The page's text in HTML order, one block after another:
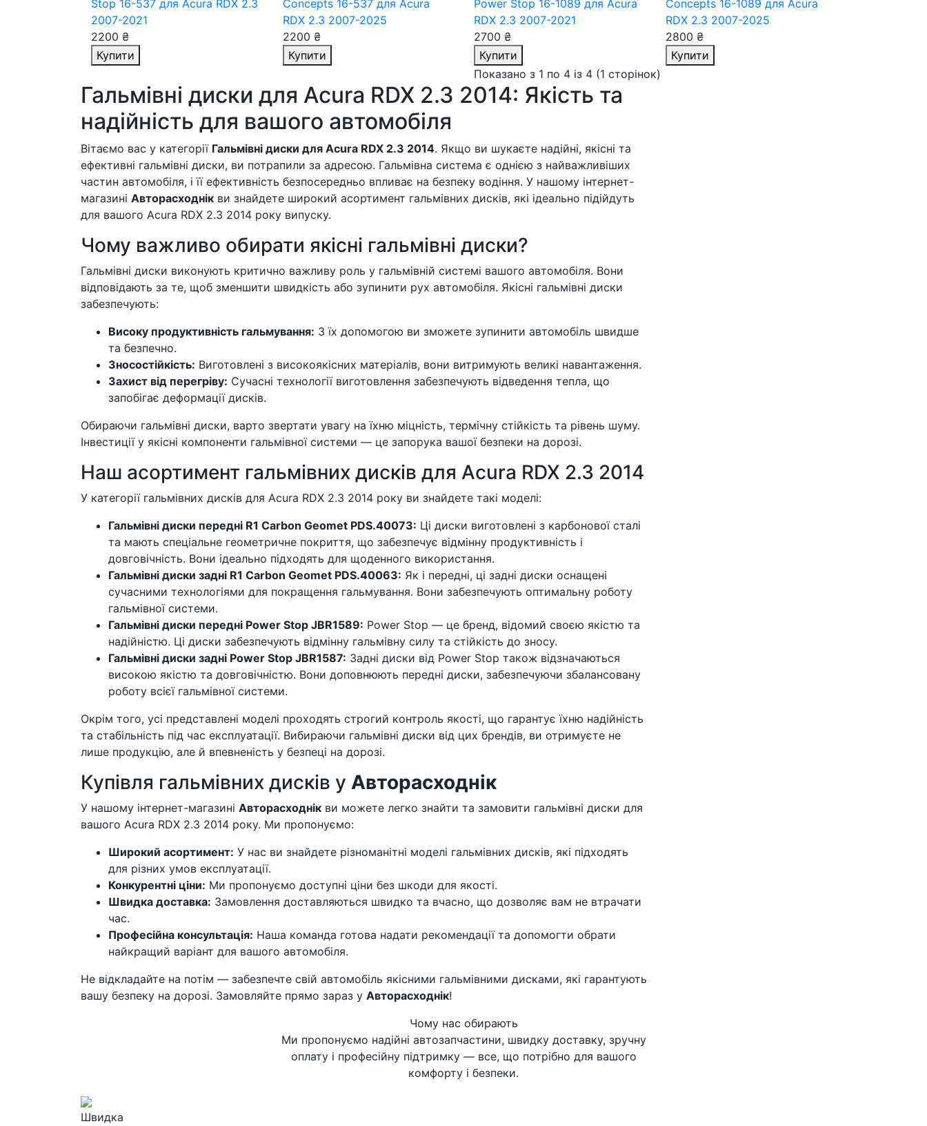
Stop 16-537 для Acura RDX 2.3
2007-2021
2200 ₴
Купити
Concepts 16-537 для Acura
RDX 2.3 2007-2025
2200 ₴
Купити
Power Stop 16-1089 для Acura
RDX 2.3 2007-2021
2700 ₴
Купити
Concepts 16-1089 для Acura
RDX 2.3 2007-2025
2800 ₴
Купити
Показано з 1 по 4 із 4 (1 сторінок)
Гальмівні диски для Acura RDX 2.3 2014: Якість та
надійність для вашого автомобіля
Вітаємо вас у категорії Гальмівні диски для Acura RDX 2.3 2014. Якщо ви шукаєте надійні, якісні та
ефективні гальмівні диски, ви потрапили за адресою. Гальмівна система є однією з найважливіших
частин автомобіля, і її ефективність безпосередньо впливає на безпеку водіння. У нашому інтернет-
магазині Авторасходнік ви знайдете широкий асортимент гальмівних дисків, які ідеально підійдуть
для вашого Acura RDX 2.3 2014 року випуску.
Чому важливо обирати якісні гальмівні диски?
Гальмівні диски виконують критично важливу роль у гальмівній системі вашого автомобіля. Вони
відповідають за те, щоб зменшити швидкість або зупинити рух автомобіля. Якісні гальмівні диски
забезпечують:
Високу продуктивність гальмування: З їх допомогою ви зможете зупинити автомобіль швидше
та безпечно.
Зносостійкість: Виготовлені з високоякісних матеріалів, вони витримують великі навантаження.
Захист від перегріву: Сучасні технології виготовлення забезпечують відведення тепла, що
запобігає деформації дисків.
Обираючи гальмівні диски, варто звертати увагу на їхню міцність, термічну стійкість та рівень шуму.
Інвестиції у якісні компоненти гальмівної системи — це запорука вашої безпеки на дорозі.
Наш асортимент гальмівних дисків для Acura RDX 2.3 2014
У категорії гальмівних дисків для Acura RDX 2.3 2014 року ви знайдете такі моделі:
Гальмівні диски передні R1 Carbon Geomet PDS.40073: Ці диски виготовлені з карбонової сталі
та мають спеціальне геометричне покриття, що забезпечує відмінну продуктивність і
довговічність. Вони ідеально підходять для щоденного використання.
Гальмівні диски задні R1 Carbon Geomet PDS.40063: Як і передні, ці задні диски оснащені
сучасними технологіями для покращення гальмування. Вони забезпечують оптимальну роботу
гальмівної системи.
Гальмівні диски передні Power Stop JBR1589: Power Stop — це бренд, відомий своєю якістю та
надійністю. Ці диски забезпечують відмінну гальмівну силу та стійкість до зносу.
Гальмівні диски задні Power Stop JBR1587: Задні диски від Power Stop також відзначаються
високою якістю та довговічністю. Вони доповнюють передні диски, забезпечуючи збалансовану
роботу всієї гальмівної системи.
Окрім того, усі представлені моделі проходять строгий контроль якості, що гарантує їхню надійність
та стабільність під час експлуатації. Вибираючи гальмівні диски від цих брендів, ви отримуєте не
лише продукцію, але й впевненість у безпеці на дорозі.
Купівля гальмівних дисків у Авторасходнік
У нашому інтернет-магазині Авторасходнік ви можете легко знайти та замовити гальмівні диски для
вашого Acura RDX 2.3 2014 року. Ми пропонуємо:
Широкий асортимент: У нас ви знайдете різноманітні моделі гальмівних дисків, які підходять
для різних умов експлуатації.
Конкурентні ціни: Ми пропонуємо доступні ціни без шкоди для якості.
Швидка доставка: Замовлення доставляються швидко та вчасно, що дозволяє вам не втрачати
час.
Професійна консультація: Наша команда готова надати рекомендації та допомогти обрати
найкращий варіант для вашого автомобіля.
Не відкладайте на потім — забезпечте свій автомобіль якісними гальмівними дисками, які гарантують
вашу безпеку на дорозі. Замовляйте прямо зараз у Авторасходнік!
Чому нас обирають
Ми пропонуємо надійні автозапчастини, швидку доставку, зручну
оплату і професійну підтримку — все, що потрібно для вашого
комфорту і безпеки.
Швидка